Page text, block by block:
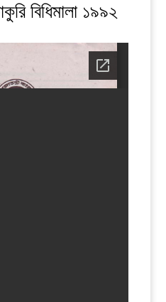
বিধিমালা ১৯৯২